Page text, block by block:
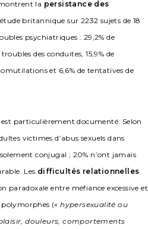
la persistance des
britannique sur 2232 sujets de 18
psychiatriques : 29,2% de
des conduites, 15,9% de
et 6,6% de tentatives de
est particulièrement documenté. Selon
victimes d’abus sexuels dans
conjugal ; 20% n’ont jamais
Les difficultés relationnelles
paradoxale entre méfiance excessive et
polymorphes (« hypersexualité ou
douleurs, comportements